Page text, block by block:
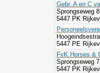
Gebr. A en C
Sprongseweg 8
5447 PK
5447 PE
FvK Horses &
Sprongseweg 7
5447 PK